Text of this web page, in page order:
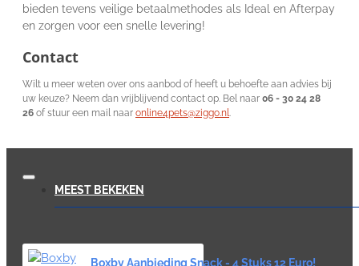
bieden tevens veilige betaalmethodes als Ideal en Afterpay
en zorgen voor een snelle levering!
Contact
Wilt u meer weten over ons aanbod of heeft u behoefte aan advies bij
uw keuze? Neem dan vrijblijvend contact op. Bel naar 06 - 30 24 28
26 of stuur een mail naar online4pets@ziggo.nl.
MEEST BEKEKEN
Boxby Aanbieding Snack - 4 Stuks 12 Euro!